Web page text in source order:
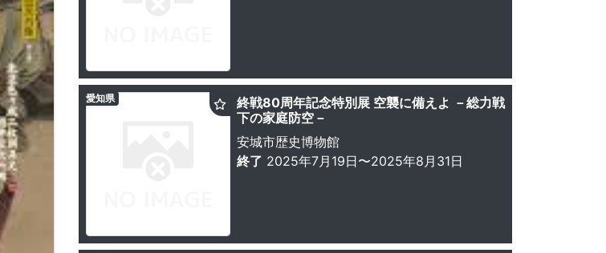
終戦80周年記念特別展 空襲に備えよ －総力戦
下の家庭防空－
安城市歴史博物館
終了 2025年7月19日〜2025年8月31日
愛知県